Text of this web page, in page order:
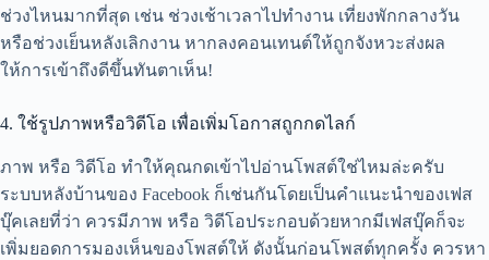
ช่วงไหนมากที่สุด เช่น ช่วงเช้าเวลาไปทำงาน เที่ยงพักกลางวัน
หรือช่วงเย็นหลังเลิกงาน หากลงคอนเทนต์ให้ถูกจังหวะส่งผล
ให้การเข้าถึงดีขึ้นทันตาเห็น!
4. ใช้รูปภาพหรือวิดีโอ เพื่อเพิ่มโอกาสถูกกดไลก์
ภาพ หรือ วิดีโอ ทำให้คุณกดเข้าไปอ่านโพสต์ใช่ไหมล่ะครับ
ระบบหลังบ้านของ Facebook ก็เช่นกันโดยเป็นคำแนะนำของเฟส
บุ๊คเลยที่ว่า ควรมีภาพ หรือ วิดีโอประกอบด้วยหากมีเฟสบุ๊คก็จะ
เพิ่มยอดการมองเห็นของโพสต์ให้ ดังนั้นก่อนโพสต์ทุกครั้ง ควรหา